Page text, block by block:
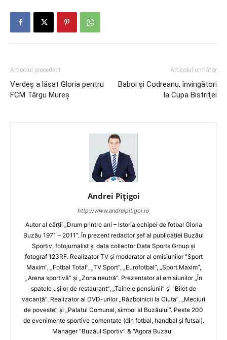
Articolul precedent
Verdeș a lăsat Gloria pentru
FCM Târgu Mureș
Articolul următor
Baboi şi Codreanu, învingători
la Cupa Bistriţei
Andrei Pițigoi
http://www.andreipitigoi.ro
Autor al cărţii „Drum printre ani – Istoria echipei de fotbal Gloria
Buzău 1971 – 2011”. În prezent redactor şef al publicaţiei Buzăul
Sportiv, fotojurnalist şi data collector Data Sports Group şi
fotograf 123RF. Realizator TV şi moderator al emisiunilor "Sport
Maxim", „Fotbal Total”, „TV Sport”, „Eurofotbal”, „Sport Maxim”,
„Arena sportivă” şi „Zona neutră”. Prezentator al emisiunilor „În
spatele uşilor de restaurant”, „Tainele pensiunii” şi "Bilet de
vacanţă". Realizator al DVD-urilor „Războinicii la Ciuta”, „Meciuri
de poveste” şi „Palatul Comunal, simbol al Buzăului”. Peste 200
de evenimente sportive comentate (din fotbal, handbal şi futsal).
Manager "Buzăul Sportiv" & "Agora Buzau".